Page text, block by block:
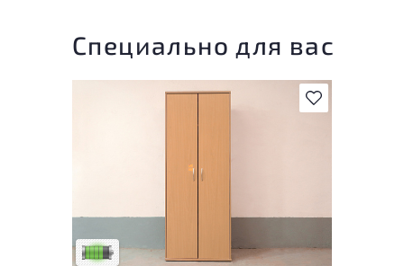
Специально для вас
В избранное
удобство его использования
Низкая степень износа